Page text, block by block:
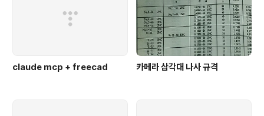
claude mcp + freecad 카메라 삼각대 나사 규격